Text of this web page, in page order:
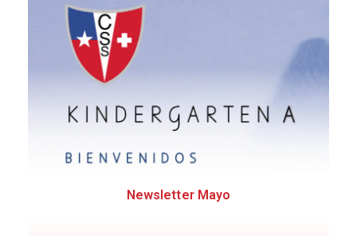
Newsletter Mayo